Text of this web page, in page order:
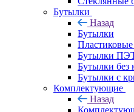
Бутылки
Назад
Бутылки
Бутылки
Бутылки без
Бутылки с
Комплектующие
Назад